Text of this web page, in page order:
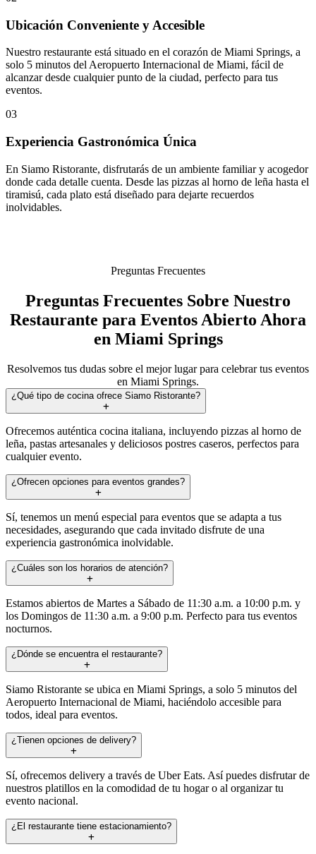
Ubicación Conveniente y Accesible
Nuestro restaurante está situado en el corazón de Miami Springs, a
solo 5 minutos del Aeropuerto Internacional de Miami, fácil de
alcanzar desde cualquier punto de la ciudad, perfecto para tus
eventos.
03
Experiencia Gastronómica Única
En Siamo Ristorante, disfrutarás de un ambiente familiar y acogedor
donde cada detalle cuenta. Desde las pizzas al horno de leña hasta el
tiramisú, cada plato está diseñado para dejarte recuerdos
inolvidables.
Preguntas Frecuentes
Preguntas Frecuentes Sobre Nuestro
Restaurante para Eventos Abierto Ahora
en Miami Springs
Resolvemos tus dudas sobre el mejor lugar para celebrar tus eventos
en Miami Springs.
¿Qué tipo de cocina ofrece Siamo Ristorante?
Ofrecemos auténtica cocina italiana, incluyendo pizzas al horno de
leña, pastas artesanales y deliciosos postres caseros, perfectos para
cualquier evento.
¿Ofrecen opciones para eventos grandes?
Sí, tenemos un menú especial para eventos que se adapta a tus
necesidades, asegurando que cada invitado disfrute de una
experiencia gastronómica inolvidable.
¿Cuáles son los horarios de atención?
Estamos abiertos de Martes a Sábado de 11:30 a.m. a 10:00 p.m. y
los Domingos de 11:30 a.m. a 9:00 p.m. Perfecto para tus eventos
nocturnos.
¿Dónde se encuentra el restaurante?
Siamo Ristorante se ubica en Miami Springs, a solo 5 minutos del
Aeropuerto Internacional de Miami, haciéndolo accesible para
todos, ideal para eventos.
¿Tienen opciones de delivery?
Sí, ofrecemos delivery a través de Uber Eats. Así puedes disfrutar de
nuestros platillos en la comodidad de tu hogar o al organizar tu
evento nacional.
¿El restaurante tiene estacionamiento?